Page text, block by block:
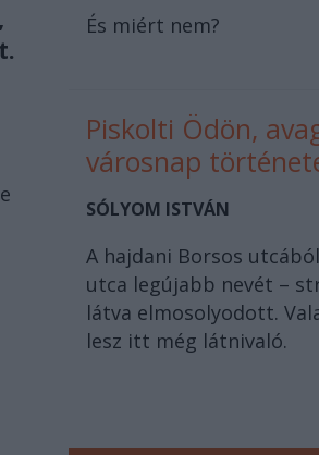
És miért nem?
Piskolti Ödön,
városnap
SÓLYOM ISTVÁN
A hajdani Borsos
utca legújabb nevét –
látva elmosolyodott.
lesz itt még látnivaló.